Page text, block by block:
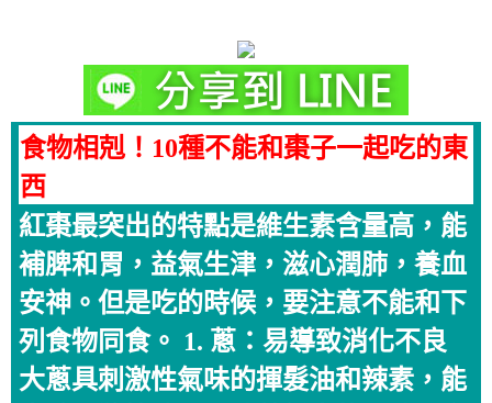
食物相剋！10種不能和棗子一起吃的東
西
紅棗最突出的特點是維生素含量高，能
補脾和胃，益氣生津，滋心潤肺，養血
安神。但是吃的時候，要注意不能和下
列食物同食。 1. 蔥：易導致消化不良
大蔥具刺激性氣味的揮髮油和辣素，能